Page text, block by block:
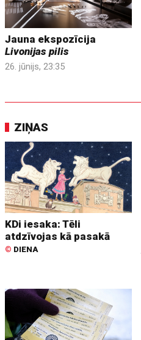
Jauna ekspozīcija
Livonijas pilis
26. jūnijs, 23:35
ZIŅAS
KDi iesaka: Tēli
atdzīvojas kā pasakā
© DIENA